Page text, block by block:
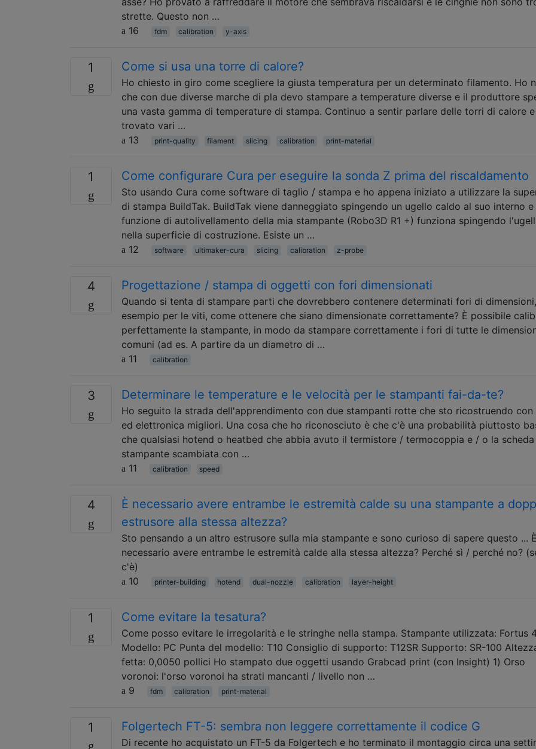
strette. Questo non …
16
fdm calibration y-axis
1 Come si usa una torre di calore?
Ho chiesto in giro come scegliere la giusta temperatura per un determinato filamento. Ho
che con due diverse marche di pla devo stampare a temperature diverse e il produttore
una vasta gamma di temperature di stampa. Continuo a sentir parlare delle torri di calore
trovato vari …
13
print-quality filament slicing calibration print-material
1 Come configurare Cura per eseguire la sonda Z prima del riscaldamento
Sto usando Cura come software di taglio / stampa e ho appena iniziato a utilizzare la
di stampa BuildTak. BuildTak viene danneggiato spingendo un ugello caldo al suo interno e
funzione di autolivellamento della mia stampante (Robo3D R1 +) funziona spingendo
nella superficie di costruzione. Esiste un …
12
software ultimaker-cura slicing calibration z-probe
4 Progettazione / stampa di oggetti con fori dimensionati
Quando si tenta di stampare parti che dovrebbero contenere determinati fori di
esempio per le viti, come ottenere che siano dimensionate correttamente? È possibile
perfettamente la stampante, in modo da stampare correttamente i fori di tutte le
comuni (ad es. A partire da un diametro di …
11
calibration
3 Determinare le temperature e le velocità per le stampanti fai-da-te?
Ho seguito la strada dell'apprendimento con due stampanti rotte che sto ricostruendo
ed elettronica migliori. Una cosa che ho riconosciuto è che c'è una probabilità piuttosto
che qualsiasi hotend o heatbed che abbia avuto il termistore / termocoppia e / o la scheda
stampante scambiata con …
11
calibration speed
4
È necessario avere entrambe le estremità calde su una stampante a
estrusore alla stessa altezza?
Sto pensando a un altro estrusore sulla mia stampante e sono curioso di sapere questo ... È
necessario avere entrambe le estremità calde alla stessa altezza? Perché sì / perché no?
c'è)
10
printer-building hotend dual-nozzle calibration layer-height
1 Come evitare la tesatura?
Come posso evitare le irregolarità e le stringhe nella stampa. Stampante utilizzata: Fortus
Modello: PC Punta del modello: T10 Consiglio di supporto: T12SR Supporto: SR-100
fetta: 0,0050 pollici Ho stampato due oggetti usando Grabcad print (con Insight) 1) Orso
voronoi: l'orso voronoi ha strati mancanti / livello non …
9
fdm calibration print-material
1 Folgertech FT-5: sembra non leggere correttamente il codice G
Di recente ho acquistato un FT-5 da Folgertech e ho terminato il montaggio circa una